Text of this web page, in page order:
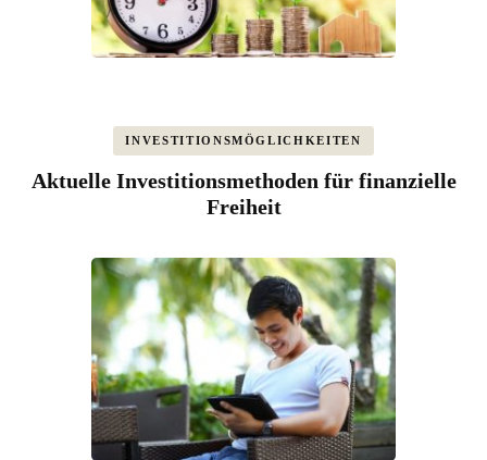
INVESTITIONSMÖGLICHKEITEN
Aktuelle Investitionsmethoden für finanzielle
Freiheit